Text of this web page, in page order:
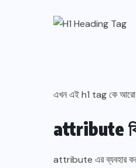
এখন এই h1 tag কে আরো
attribute
attribute এর ব্যবহার